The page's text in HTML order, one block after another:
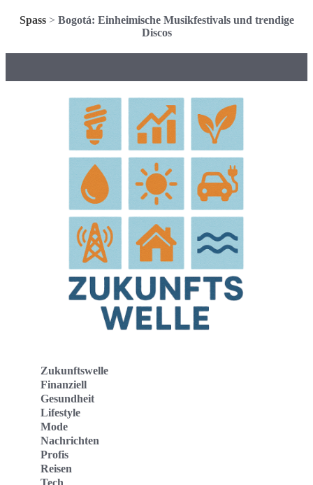
Spass> Bogotá: Einheimische Musikfestivals und trendige
Discos
Zukunftswelle
Finanziell
Gesundheit
Lifestyle
Mode
Nachrichten
Profis
Reisen
Tech